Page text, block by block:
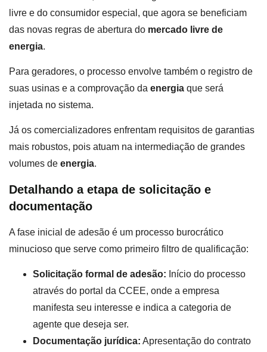
livre e do consumidor especial, que agora se beneficiam
das novas regras de abertura do mercado livre de
energia.
Para geradores, o processo envolve também o registro de
suas usinas e a comprovação da energia que será
injetada no sistema.
Já os comercializadores enfrentam requisitos de garantias
mais robustos, pois atuam na intermediação de grandes
volumes de energia.
Detalhando a etapa de solicitação e
documentação
A fase inicial de adesão é um processo burocrático
minucioso que serve como primeiro filtro de qualificação:
Solicitação formal de adesão: Início do processo
através do portal da CCEE, onde a empresa
manifesta seu interesse e indica a categoria de
agente que deseja ser.
Documentação jurídica: Apresentação do contrato